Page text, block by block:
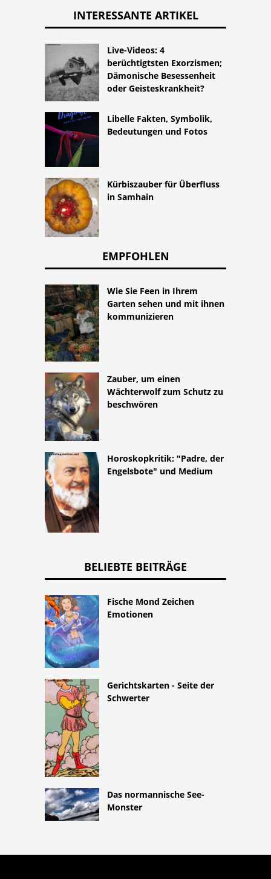
INTERESSANTE ARTIKEL
Live-Videos: 4
berüchtigtsten Exorzismen;
Dämonische Besessenheit
oder Geisteskrankheit?
Libelle Fakten, Symbolik,
Bedeutungen und Fotos
Kürbiszauber für Überfluss
in Samhain
EMPFOHLEN
Wie Sie Feen in Ihrem
Garten sehen und mit ihnen
kommunizieren
Zauber, um einen
Wächterwolf zum Schutz zu
beschwören
Horoskopkritik: "Padre, der
Engelsbote" und Medium
BELIEBTE BEITRÄGE
Fische Mond Zeichen
Emotionen
Gerichtskarten - Seite der
Schwerter
Das normannische See-
Monster